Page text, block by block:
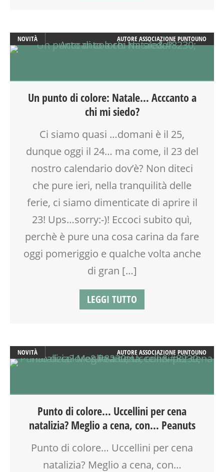
NOVITÀ AUTORE ASSOCIAZIONE PUNTOUNO
Un punto di colore: Natale… Acccanto a
chi mi siedo?
Ci siamo quasi …domani è il 25,
dunque oggi il 24… ma come, il 23 del
nostro calendario dov’è? Non diteci
che pure ieri, nella tranquilità delle
ferie, ci siamo dimenticate di aprire il
23! Ups…sorry:-)! Eccoci subito quì,
perchè è pure una cosa carina da fare
oggi pomeriggio e qualche volta anche
di gran […]
LEGGI TUTTO
NOVITÀ AUTORE ASSOCIAZIONE PUNTOUNO
Punto di colore… Uccellini per cena
natalizia? Meglio a cena, con… Peanuts
Punto di colore… Uccellini per cena
natalizia? Meglio a cena, con…